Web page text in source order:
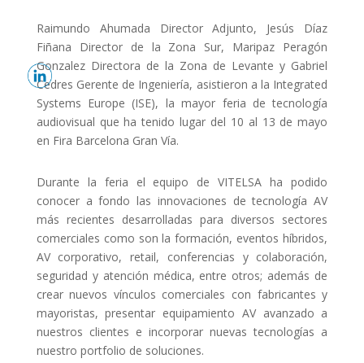
Raimundo Ahumada Director Adjunto, Jesús Díaz
Fiñana Director de la Zona Sur, Maripaz Peragón
Gonzalez Directora de la Zona de Levante y Gabriel
Cedres Gerente de Ingeniería, asistieron a la Integrated
Systems Europe (ISE), la mayor feria de tecnología
audiovisual que ha tenido lugar del 10 al 13 de mayo
en Fira Barcelona Gran Vía.
Durante la feria el equipo de VITELSA ha podido
conocer a fondo las innovaciones de tecnología AV
más recientes desarrolladas para diversos sectores
comerciales como son la formación, eventos híbridos,
AV corporativo, retail, conferencias y colaboración,
seguridad y atención médica, entre otros; además de
crear nuevos vínculos comerciales con fabricantes y
mayoristas, presentar equipamiento AV avanzado a
nuestros clientes e incorporar nuevas tecnologías a
nuestro portfolio de soluciones.